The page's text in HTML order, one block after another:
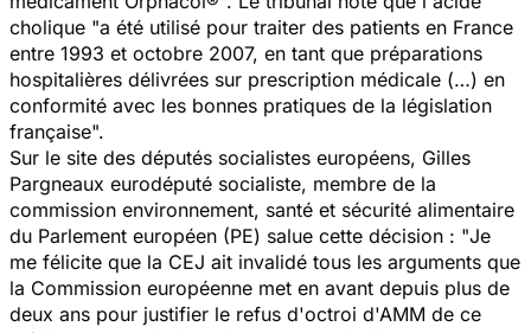
cholique "a été utilisé pour traiter des patients en France
entre 1993 et octobre 2007, en tant que préparations
hospitalières délivrées sur prescription médicale (…) en
conformité avec les bonnes pratiques de la législation
française".
Sur le site des députés socialistes européens, Gilles
Pargneaux eurodéputé socialiste, membre de la
commission environnement, santé et sécurité alimentaire
du Parlement européen (PE) salue cette décision : "Je
me félicite que la CEJ ait invalidé tous les arguments que
la Commission européenne met en avant depuis plus de
deux ans pour justifier le refus d'octroi d'AMM de ce